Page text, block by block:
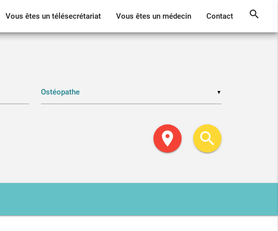
Vous êtes un télésecrétariat Vous êtes un médecin Contact search
▼
location_on search